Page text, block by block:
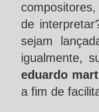
de
sejam
igualmente,
eduardo
a fim de